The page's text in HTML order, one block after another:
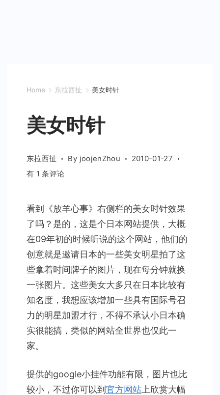
Home 东拉西扯 美女时针
美女时针
东拉西扯 By joojenZhou
2010-01-27
美
针
有 1 条评论
看到《放羊心事》右侧栏的美女时针效果
了吗？是的，这是个日本网站提供，大概
在09年初的时候听说的这个网站，他们的
创意就是邀请日本的一些美女明星拍了这
些拿着时间牌子的图片，现在每分钟就换
一张图片。这些美女大多只在日本比较有
知名度，我想应该增加一些具有国际号召
力的明星加盟才行，不得不承认小日本确
实很能搞，类似的网站全世界也仅此一
家。
提供的google小挂件功能有限，图片也比
较小，不过你可以到 官方网站 上欣赏大幅